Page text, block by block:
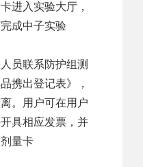
进入实验大厅，
成中子实验
员联系防护组测
携出登记表》，
。用户可在用户
具相应发票，并
量卡